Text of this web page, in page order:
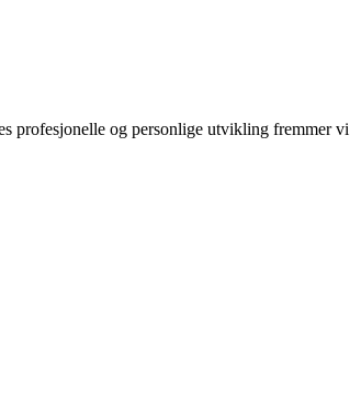
profesjonelle og personlige utvikling fremmer